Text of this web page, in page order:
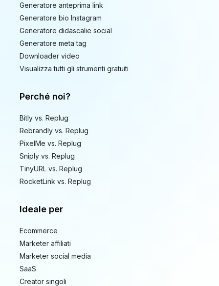
Generatore anteprima link
Generatore bio Instagram
Generatore didascalie social
Generatore meta tag
Downloader video
Visualizza tutti gli strumenti gratuiti
Perché noi?
Bitly vs. Replug
Rebrandly vs. Replug
PixelMe vs. Replug
Sniply vs. Replug
TinyURL vs. Replug
RocketLink vs. Replug
Ideale per
Ecommerce
Marketer affiliati
Marketer social media
SaaS
Creator singoli